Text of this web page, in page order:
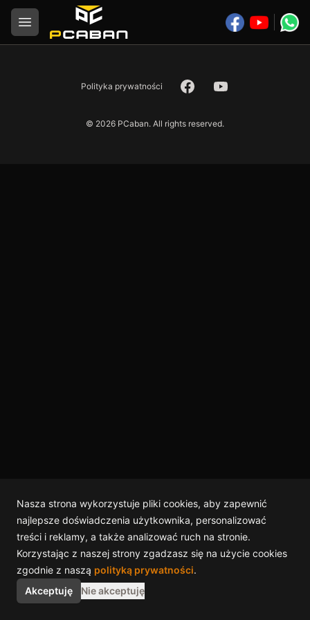
Open menu
Polityka prywatności FacebookYouTube
© 2026 PCaban. All rights reserved.
Nasza strona wykorzystuje pliki cookies, aby zapewnić
najlepsze doświadczenia użytkownika, personalizować
treści i reklamy, a także analizować ruch na stronie.
Korzystając z naszej strony zgadzasz się na użycie cookies
zgodnie z naszą polityką prywatności.
Akceptuję
Nie akceptuję